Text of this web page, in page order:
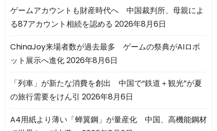
ゲームアカウントも財産時代へ 中国裁判所、母親によ
る87アカウント相続を認める 2026年8月6日
ChinaJoy来場者数が過去最多 ゲームの祭典がAIロボ
ット展示へ進化2026年8月6日
「列車」が新たな消費を創出 中国で“鉄道＋観光”が夏
の旅行需要をけん引 2026年8月6日
A4用紙より薄い「蝉翼鋼」が量産化 中国、高機能鋼材